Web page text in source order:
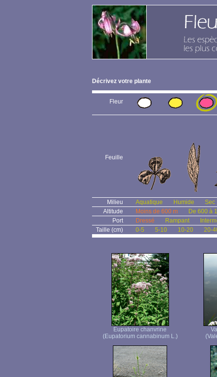
Décrivez votre plante
Fleur
Feuille
Milieu Aquatique Humide
Sec
Altitude
Moins de 600 m
De 600 à
Port
Dressé Rampant
Taille (cm)
0-5 5-10 10-20 20-
Eupatoire chanvrine
(Eupatorium cannabinum L.)